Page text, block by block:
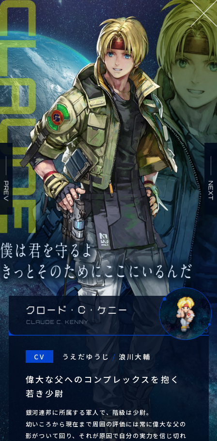
BUY NOW
Official Account
NEWS
2023.09.15. 体験版配信開始のお知らせ
CV うえだゆうじ / 浪川大輔
偉大な父へのコンプレックスを抱く
若き少尉
銀河連邦に所属する軍人で、階級は少尉。
幼いころから現在まで周囲の評価には常に偉大な父の
影がついて回り、それが原因で自分の実力を信じ切れ